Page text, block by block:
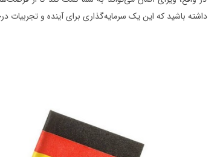
داشته باشید که این یک سرمایه‌گذاری برای آینده و تجربیات